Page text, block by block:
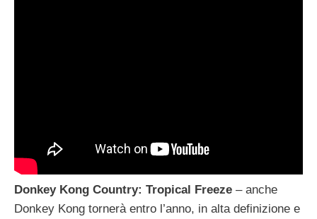
Donkey Kong Country: Tropical Freeze – anche
Donkey Kong tornerà entro l’anno, in alta definizione e